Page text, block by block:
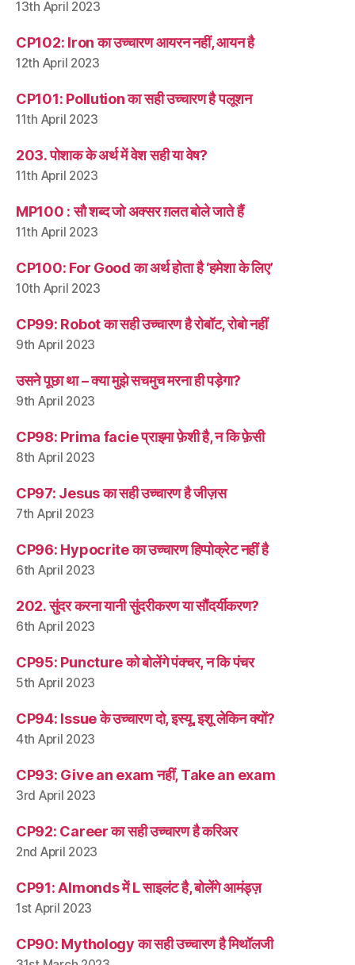
13th April 2023
CP102: Iron का उच्चारण आयरन नहीं, आयन है
12th April 2023
CP101: Pollution का सही उच्चारण है पलूशन
11th April 2023
203. पोशाक के अर्थ में वेश सही या वेष?
11th April 2023
MP100 : सौ शब्द जो अक्सर ग़लत बोले जाते हैं
11th April 2023
CP100: For Good का अर्थ होता है ‘हमेशा के लिए’
10th April 2023
CP99: Robot का सही उच्चारण है रोबॉट, रोबो नहीं
9th April 2023
उसने पूछा था – क्या मुझे सचमुच मरना ही पड़ेगा?
9th April 2023
CP98: Prima facie प्राइमा फ़ेशी है, न कि फ़ेसी
8th April 2023
CP97: Jesus का सही उच्चारण है जीज़स
7th April 2023
CP96: Hypocrite का उच्चारण हिप्पोक्रेट नहीं है
6th April 2023
202. सुंदर करना यानी सुंदरीकरण या सौंदर्यीकरण?
6th April 2023
CP95: Puncture को बोलेंगे पंक्चर, न कि पंचर
5th April 2023
CP94: Issue के उच्चारण दो, इस्यू, इशू लेकिन क्यों?
4th April 2023
CP93: Give an exam नहीं, Take an exam
3rd April 2023
CP92: Career का सही उच्चारण है करिअर
2nd April 2023
CP91: Almonds में L साइलंट है, बोलेंगे आमंड्ज़
1st April 2023
CP90: Mythology का सही उच्चारण है मिथॉलजी